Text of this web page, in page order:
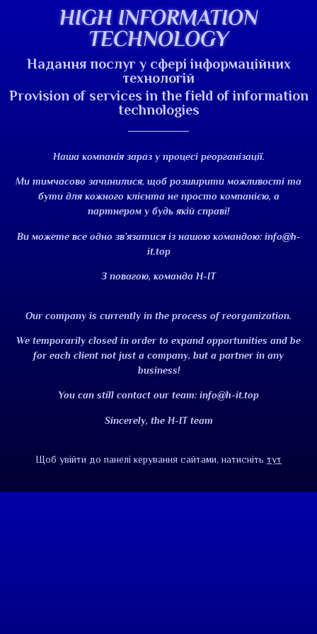
HIGH INFORMATION
TECHNOLOGY
Надання послуг у сфері інформаційних
технологій
Provision of services in the field of information
technologies
Наша компанія зараз у процесі реорганізації.
Ми тимчасово зачинилися, щоб розширити можливості та
бути для кожного клієнта не просто компанією, а
партнером у будь якій справі!
Ви можете все одно зв’язатися із нашою командою: info@h-
it.top
З повагою, команда H-IT
Our company is currently in the process of reorganization.
We temporarily closed in order to expand opportunities and be
for each client not just a company, but a partner in any
business!
You can still contact our team: info@h-it.top
Sincerely, the H-IT team
Щоб увійти до панелі керування сайтами, натисніть тут